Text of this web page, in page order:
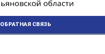
ОБРАТНАЯ СВЯЗЬ